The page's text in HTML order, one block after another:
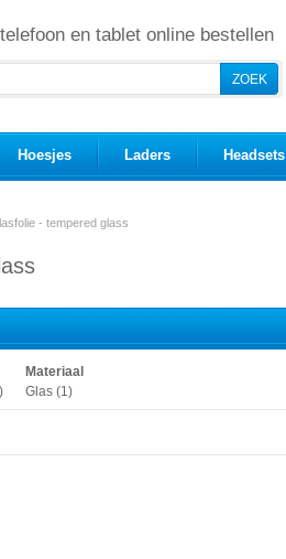
en tablet online bestellen
Hoesjes Laders Headsets
- tempered glass
Materiaal
Glas (1)